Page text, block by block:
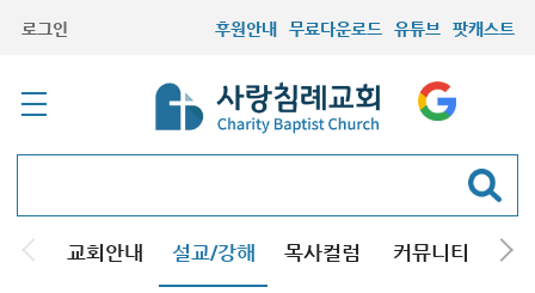
로그인 후원안내 무료다운로드 유튜브 팟캐스트
교회안내 설교/강해 목사컬럼 커뮤니티 기